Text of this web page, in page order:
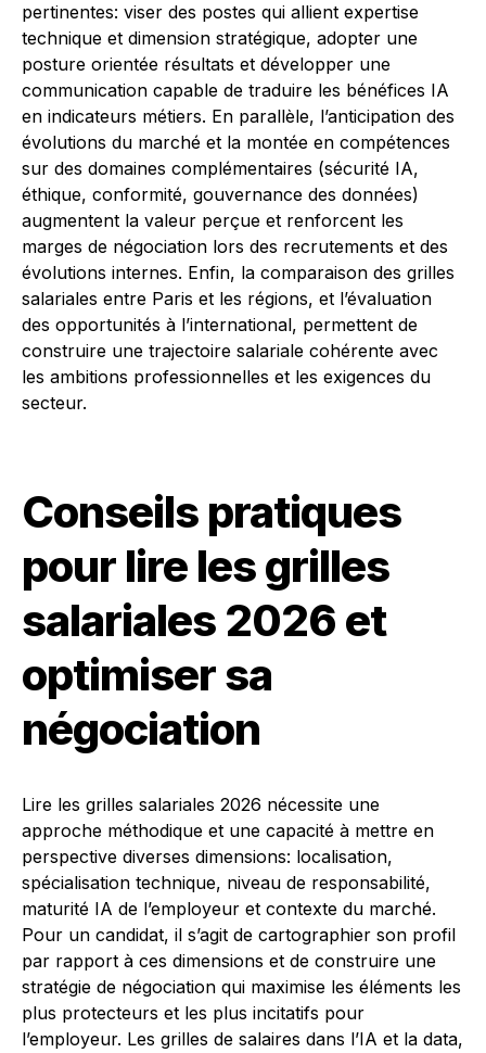
pertinentes: viser des postes qui allient expertise
technique et dimension stratégique, adopter une
posture orientée résultats et développer une
communication capable de traduire les bénéfices IA
en indicateurs métiers. En parallèle, l’anticipation des
évolutions du marché et la montée en compétences
sur des domaines complémentaires (sécurité IA,
éthique, conformité, gouvernance des données)
augmentent la valeur perçue et renforcent les
marges de négociation lors des recrutements et des
évolutions internes. Enfin, la comparaison des grilles
salariales entre Paris et les régions, et l’évaluation
des opportunités à l’international, permettent de
construire une trajectoire salariale cohérente avec
les ambitions professionnelles et les exigences du
secteur.
Conseils pratiques
pour lire les grilles
salariales 2026 et
optimiser sa
négociation
Lire les grilles salariales 2026 nécessite une
approche méthodique et une capacité à mettre en
perspective diverses dimensions: localisation,
spécialisation technique, niveau de responsabilité,
maturité IA de l’employeur et contexte du marché.
Pour un candidat, il s’agit de cartographier son profil
par rapport à ces dimensions et de construire une
stratégie de négociation qui maximise les éléments les
plus protecteurs et les plus incitatifs pour
l’employeur. Les grilles de salaires dans l’IA et la data,